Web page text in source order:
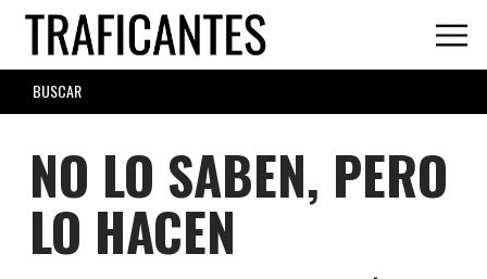
Skip
main
content
SEARCH
FORM
NO LO SABEN, PERO
LO HACEN